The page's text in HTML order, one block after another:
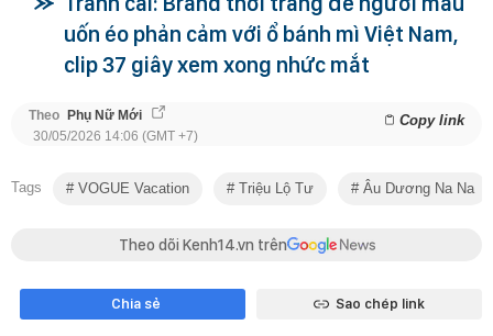
uốn éo phản cảm với ổ bánh mì Việt Nam,
clip 37 giây xem xong nhức mắt
Theo Phụ Nữ Mới Copy link
30/05/2026 14:06 (GMT +7)
Tags VOGUE Vacation Triệu Lộ Tư Âu Dương Na Na
Theo dõi Kenh14.vn trên
Chia sẻ Sao chép link